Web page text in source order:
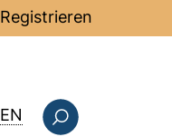
Registrieren
EN : this page in